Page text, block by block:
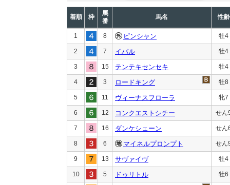
着順 枠
馬
番
馬名 性齢
1 8 ピンシャン 牡4
2 7 イバル 牡4
3 15 テンテキセンセキ 牡4
4 3 ロードキング 牡8
5 11 ヴィーナスフローラ 牝7
6 12 コンクエストシチー せん
7 16 ダンケシェーン せん
8 6 マイネルプロンプト せん
9 13 サヴァイヴ 牡4
10 5 ドゥリトル 牡6